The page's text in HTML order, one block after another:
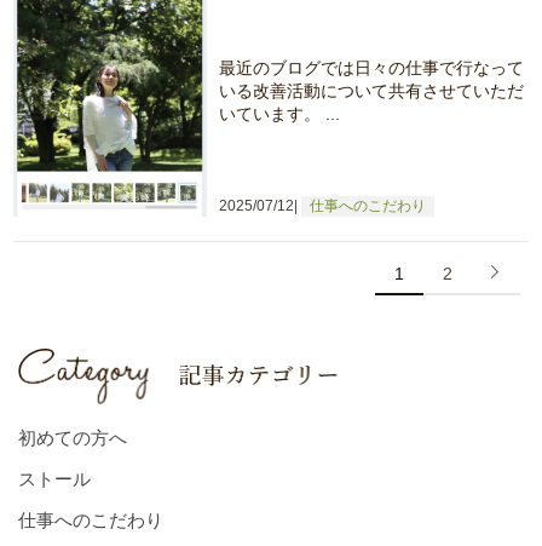
2025/07/12 仕事へのこだわり
最近のブログでは日々の仕事で行なって
いる改善活動について共有させていただ
いています。 ...
1 2
初めての方へ
ストール
仕事へのこだわり